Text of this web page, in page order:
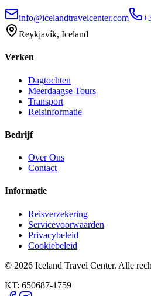
info@icelandtravelcenter.com
Reykjavík, Iceland
Verken
Dagtochten
Meerdaagse Tours
Transport
Reisinformatie
Bedrijf
Over Ons
Contact
Informatie
Reisverzekering
Servicevoorwaarden
Privacybeleid
Cookiebeleid
© 2026 Iceland Travel Center. Alle
KT: 650687-1759